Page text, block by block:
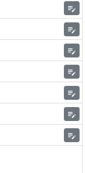
edit_note
edit_note
edit_note
edit_note
edit_note
edit_note
edit_note